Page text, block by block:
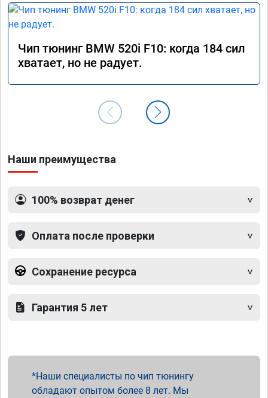
Чип тюнинг BMW 520i F10: когда 184 сил
хватает, но не радует.
Наши преимущества
100% возврат денег
Оплата после проверки
Сохранение ресурса
Гарантия 5 лет
Наши специалисты по чип тюнингу
обладают опытом более 8 лет. Мы